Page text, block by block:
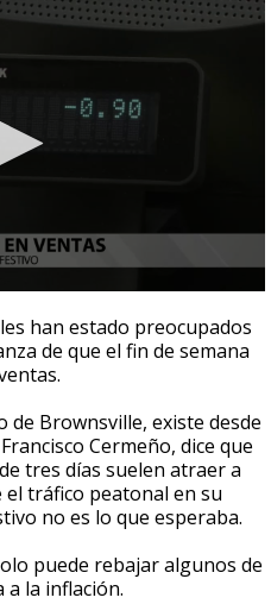
han estado preocupados
de que el fin de semana
de Brownsville, existe desde
Cermeño, dice que
tres días suelen atraer a
el tráfico peatonal en su
no es lo que esperaba.
puede rebajar algunos de
la inflación.